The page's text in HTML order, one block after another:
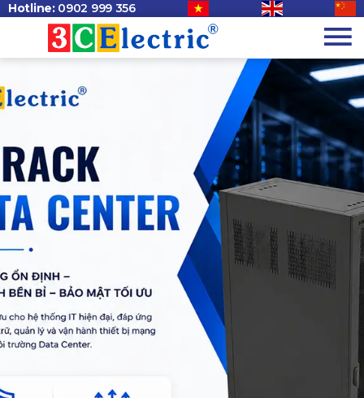
Hotline: 0902 999 356